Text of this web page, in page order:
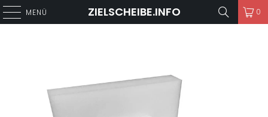
MENÜ ZIELSCHEIBE.INFO 0